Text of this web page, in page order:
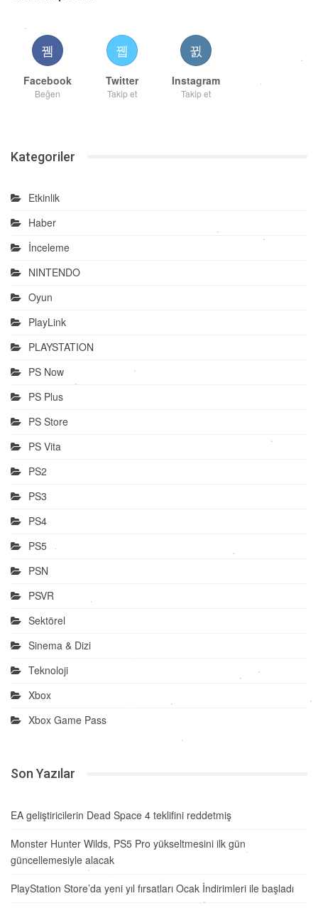
Facebook
Beğen
Twitter
Takip et
Instagram
Takip et
Kategoriler
Etkinlik
Haber
İnceleme
NINTENDO
Oyun
PlayLink
PLAYSTATION
PS Now
PS Plus
PS Store
PS Vita
PS2
PS3
PS4
PS5
PSN
PSVR
Sektörel
Sinema & Dizi
Teknoloji
Xbox
Xbox Game Pass
Son Yazılar
EA geliştiricilerin Dead Space 4 teklifini reddetmiş
Monster Hunter Wilds, PS5 Pro yükseltmesini ilk gün
güncellemesiyle alacak
PlayStation Store’da yeni yıl fırsatları Ocak İndirimleri ile başladı